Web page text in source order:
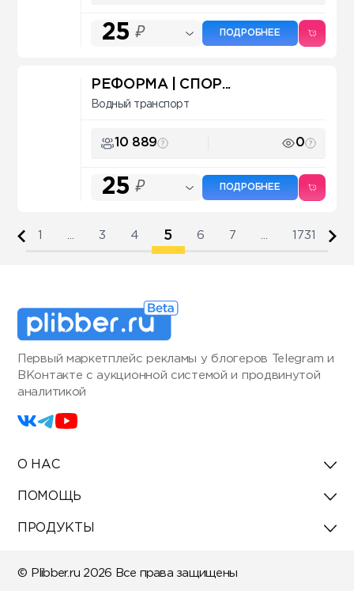
25 ₽ ПОДРОБНЕЕ
РЕФОРМА | СПОР...
Водный транспорт
10 889 0
25 ₽ ПОДРОБНЕЕ
3 4 5 6 7 1731
Первый маркетплейс рекламы у блогеров Telegram и
ВКонтакте с аукционной системой и продвинутой
аналитикой
О НАС
ПОМОЩЬ
ПРОДУКТЫ
© Plibber.ru 2026 Все права защищены